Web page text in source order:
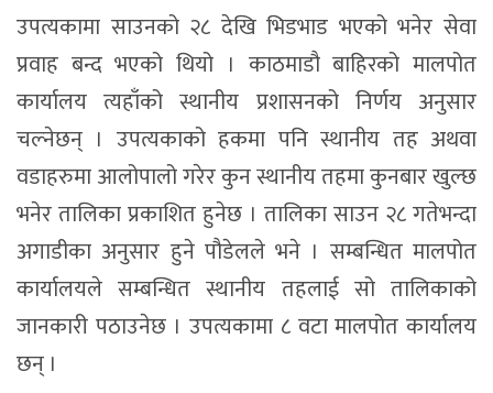
उपत्यकामा साउनको २८ देखि भिडभाड भएको भनेर सेवा
प्रवाह बन्द भएको थियो । काठमाडौ बाहिरको मालपोत
कार्यालय त्यहाँको स्थानीय प्रशासनको निर्णय अनुसार
चल्नेछन् । उपत्यकाको हकमा पनि स्थानीय तह अथवा
वडाहरुमा आलोपालो गरेर कुन स्थानीय तहमा कुनबार खुल्छ
भनेर तालिका प्रकाशित हुनेछ । तालिका साउन २८ गतेभन्दा
अगाडीका अनुसार हुने पौडेलले भने । सम्बन्धित मालपोत
कार्यालयले सम्बन्धित स्थानीय तहलाई सो तालिकाको
जानकारी पठाउनेछ । उपत्यकामा ८ वटा मालपोत कार्यालय
छन् ।